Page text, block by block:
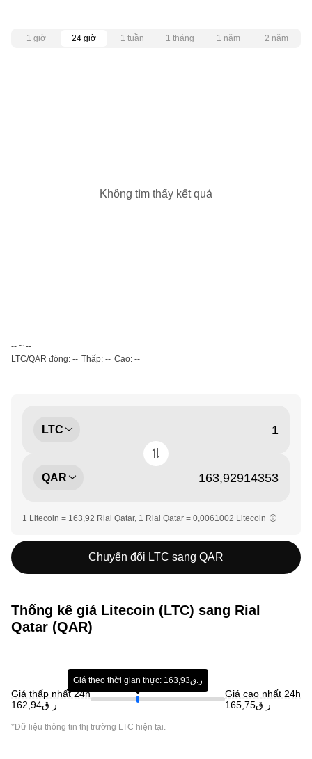
1 giờ 24 giờ 1 tuần 1 tháng 1 năm 2 năm
Không tìm thấy kết quả
-- ~ --
LTC/QAR đóng: -- Thấp: -- Cao: --
LTC
QAR
1 Litecoin = 163,92 Rial Qatar, 1 Rial Qatar = 0,0061002 Litecoin
Chuyển đổi LTC sang QAR
Thống kê giá Litecoin (LTC) sang Rial
Qatar (QAR)
Giá thấp nhất 24h
ر.ق162,94
Giá theo thời gian thực: ر.ق163,93
Giá cao nhất 24h
ر.ق165,75
*Dữ liệu thông tin thị trường LTC hiện tại.